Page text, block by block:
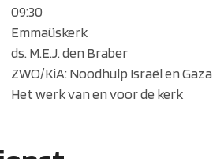
09:30
Emmaüskerk
ds. M.E.J. den Braber
ZWO/KiA: Noodhulp Israël en Gaza
Het werk van en voor de kerk